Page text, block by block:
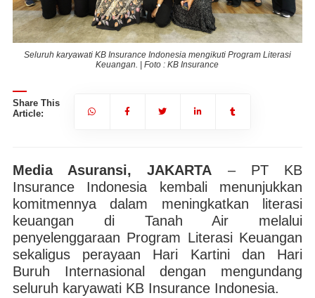
Seluruh karyawati KB Insurance Indonesia mengikuti Program Literasi
Keuangan. | Foto : KB Insurance
Share This
Article:
Media Asuransi, JAKARTA – PT KB
Insurance Indonesia kembali menunjukkan
komitmennya dalam meningkatkan literasi
keuangan di Tanah Air melalui
penyelenggaraan Program Literasi Keuangan
sekaligus perayaan Hari Kartini dan Hari
Buruh Internasional dengan mengundang
seluruh karyawati KB Insurance Indonesia.